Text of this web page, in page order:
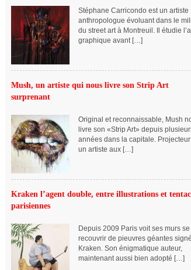
Stéphane Carricondo est un artiste
anthropologue évoluant dans le
du street art à Montreuil. Il étudie
graphique avant […]
Mush, un artiste qui nous livre son Strip Art
surprenant
Original et reconnaissable, Mush
livre son «Strip Art» depuis
années dans la capitale.
un artiste aux […]
Kraken l’agent double, entre illustrations et
parisiennes
Depuis 2009 Paris voit ses murs se
recouvrir de pieuvres géantes
Kraken. Son énigmatique auteur,
maintenant aussi bien adopté […]